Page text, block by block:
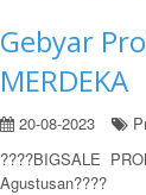
Gebyar
MERDEKA
20-08-2023
????BIGSALE
Agustusan????